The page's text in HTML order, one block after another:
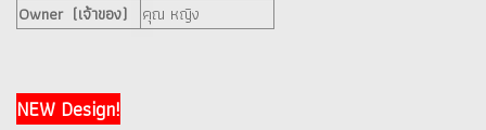
Owner (เจ้าของ)
คุณ หญิง
NEW Design!